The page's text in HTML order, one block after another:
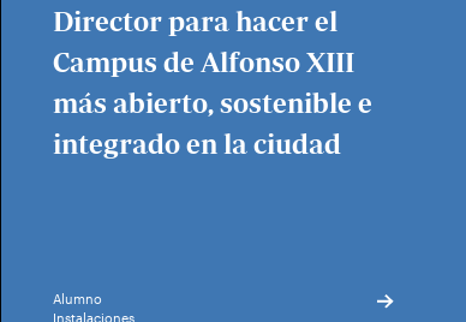
Director para hacer el
Campus de Alfonso XIII
más abierto, sostenible e
integrado en la ciudad
Alumno
Instalaciones